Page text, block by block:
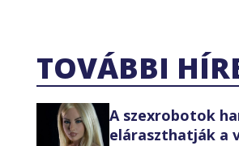
TOVÁBBI
A szexrobotok
eláraszthatják a